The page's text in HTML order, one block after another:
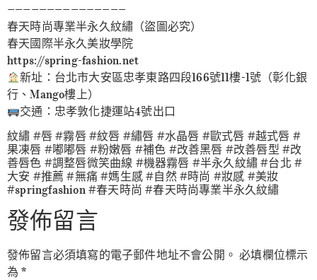
———————————————
春天時尚專業半永久紋繡（盜圖必究）
春天國際半永久美妝學院
https://spring-fashion.net
新址：台北市大安區忠孝東路四段166號11樓-1號（彰化銀
行、Mango樓上）
交通：忠孝敦化捷運站4號出口
紋繡 #唇 #霧唇 #紋唇 #繡唇 #水晶唇 #歐式唇 #越式唇 #
果凍唇 #嘟嘟唇 #粉嫩唇 #補色 #改善黑唇 #改善唇型 #改
善唇色 #調整唇微笑曲線 #機器霧唇 #半永久紋繡 #台北 #
大安 #推薦 #無痛 #媽生感 #自然 #時尚 #妝感 #美妝
#springfashion #春天時尚 #春天時尚專業半永久紋繡
發佈留言
發佈留言必須填寫的電子郵件地址不會公開。 必填欄位標示
為*